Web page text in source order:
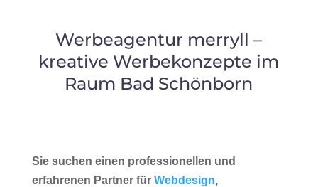
Werbeagentur merryll –
kreative Werbekonzepte im
Raum Bad Schönborn
Sie suchen einen professionellen und
erfahrenen Partner für Webdesign,